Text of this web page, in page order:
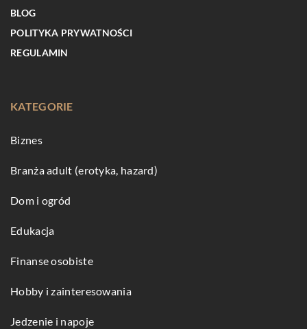
BLOG
POLITYKA PRYWATNOŚCI
REGULAMIN
KATEGORIE
Biznes
Branża adult (erotyka, hazard)
Dom i ogród
Edukacja
Finanse osobiste
Hobby i zainteresowania
Jedzenie i napoje